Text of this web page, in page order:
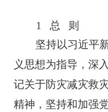
1 总 则
坚持以习近平
义思想为指导，深
记关于防灾减灾救
精神，坚持和加强